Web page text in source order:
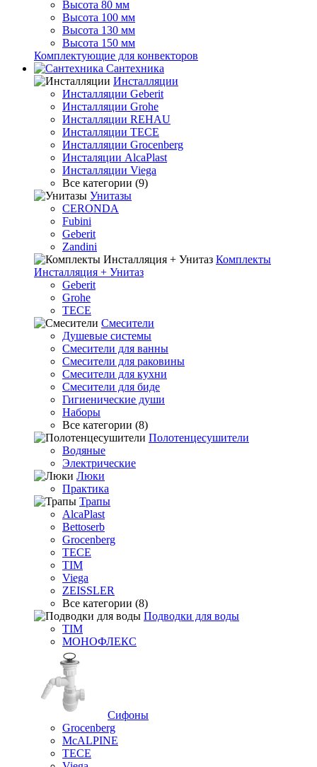
Высота 80 мм
Высота 100 мм
Высота 130 мм
Высота 150 мм
Комплектующие для конвекторов
Сантехника
Инсталляции
Инсталляции Geberit
Инсталляции Grohe
Инсталляции REHAU
Инсталляции TECE
Инсталляции Grocenberg
Инсталяции AlcaPlast
Инсталляции Viega
Все категории (9)
Унитазы
CERONDA
Fubini
Geberit
Zandini
Комплекты
Инсталляция + Унитаз
Geberit
Grohe
TECE
Смесители
Душевые системы
Смесители для ванны
Смесители для раковины
Смесители для кухни
Смесители для биде
Гигиенические души
Наборы
Все категории (8)
Полотенцесушители
Водяные
Электрические
Люки
Практика
Трапы
AlcaPlast
Bettoserb
Grocenberg
TECE
TIM
Viega
ZEISSLER
Все категории (8)
Подводки для воды
TIM
МОНОФЛЕКС
Сифоны
Grocenberg
McALPINE
TECE